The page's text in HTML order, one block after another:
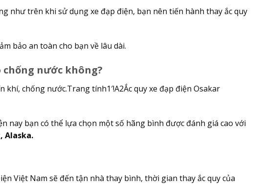
trên khi sử dụng xe đạp điện, bạn nên tiến hành thay ắc quy
bảo an toàn cho bạn về lâu dài.
chống nước không?
khí, chống nước.Trang tính1′!A2Ắc quy xe đạp điện Osakar
nay bạn có thể lựa chọn một số hãng bình được đánh giá cao với
Alaska.
Việt Nam sẽ đến tận nhà thay bình, thời gian thay ắc quy của